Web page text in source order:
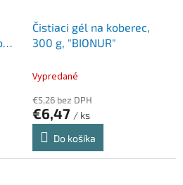
Čistiaci gél na koberec,
300 g, "BIONUR"
Vypredané
€5,26 bez DPH
€6,47 / ks
Do košíka